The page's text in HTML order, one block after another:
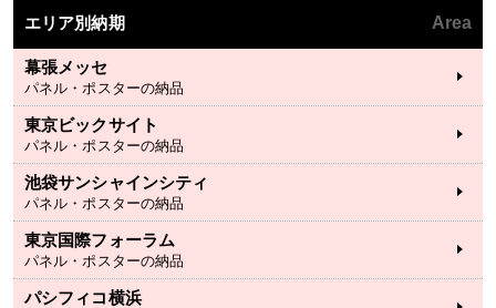
エリア別納期 Area
幕張メッセ
パネル・ポスターの納品
東京ビックサイト
パネル・ポスターの納品
池袋サンシャインシティ
パネル・ポスターの納品
東京国際フォーラム
パネル・ポスターの納品
パシフィコ横浜